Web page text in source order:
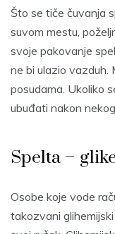
Što se tiče čuvanja
suvom mestu,
svoje pakovanje
ne bi ulazio vazduh.
posudama. Ukoliko
ubuđati nakon
Spelta –
Osobe koje vode
takozvani